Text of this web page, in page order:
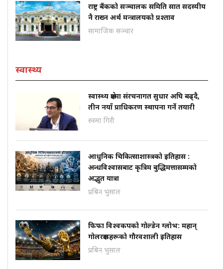
राष्ट्र बैंकको सञ्चालक समिति सात सदस्यीय
नै राख्न अर्थ मन्त्रालयको प्रश्ताव
सामाजिक सञ्चार
स्वास्थ्य
स्वास्थ्य क्षेत्रमा संरचनागत सुधार अघि बढ्दै,
तीन नयाँ प्राधिकरण स्थापना गर्ने तयारी
रुस्मा गिरी
आधुनिक चिकित्साशास्त्रको इतिहास :
अन्धविश्वासबाट कृत्रिम बुद्धिमत्तासम्मको
अद्भुत यात्रा
प्रबिन भुसाल
फिफा विश्वकपको गोल्डेन ग्लोभ: महान्
गोलरक्षकहरूको गौरवशाली इतिहास
प्रबिन भुसाल